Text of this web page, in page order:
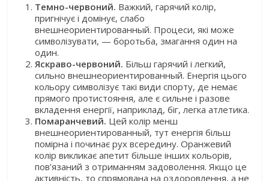
Темно-червоний. Важкий, гарячий колір,
пригнічує і домінує, слабо
внешнеориентированный. Процеси, які може
символізувати, — боротьба, змагання один на
один.
Яскраво-червоний. Більш гарячий і легкий,
сильно внешнеориентированный. Енергія цього
кольору символізує такі види спорту, де немає
прямого протистояння, але є сильне і разове
вкладення енергії, наприклад, біг, легка атлетика.
Помаранчевий. Цей колір менш
внешнеориентированный, тут енергія більш
помірна і починає рух всередину. Оранжевий
колір викликає апетит більше інших кольорів,
пов’язаний з отриманням задоволення. Якщо це
активність, то спрямована на оздоровлення, а не